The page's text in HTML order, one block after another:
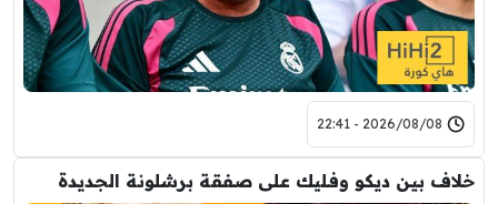
2026/08/08 - 22:41
خلاف بين ديكو وفليك على صفقة برشلونة الجديدة